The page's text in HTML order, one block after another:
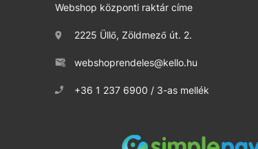
Webshop központi raktár címe
2225 Üllő, Zöldmező út. 2.
webshoprendeles@kello.hu
+36 1 237 6900 / 3-as mellék